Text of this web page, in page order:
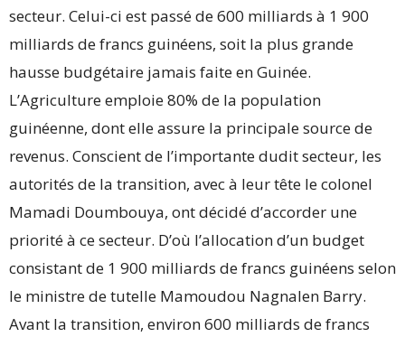
secteur. Celui-ci est passé de 600 milliards à 1 900
milliards de francs guinéens, soit la plus grande
hausse budgétaire jamais faite en Guinée.
L’Agriculture emploie 80% de la population
guinéenne, dont elle assure la principale source de
revenus. Conscient de l’importante dudit secteur, les
autorités de la transition, avec à leur tête le colonel
Mamadi Doumbouya, ont décidé d’accorder une
priorité à ce secteur. D’où l’allocation d’un budget
consistant de 1 900 milliards de francs guinéens selon
le ministre de tutelle Mamoudou Nagnalen Barry.
Avant la transition, environ 600 milliards de francs